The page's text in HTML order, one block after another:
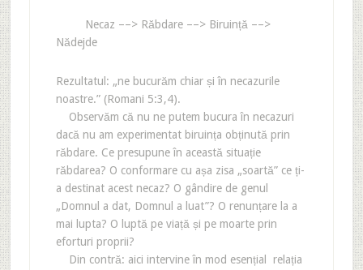
Necaz ––> Răbdare ––> Biruință ––>
Nădejde
Rezultatul: „ne bucurăm chiar și în necazurile
noastre.” (Romani 5:3,4).
Observăm că nu ne putem bucura în necazuri
dacă nu am experimentat biruința obținută prin
răbdare. Ce presupune în această situație
răbdarea? O conformare cu așa zisa „soartă” ce ți-
a destinat acest necaz? O gândire de genul
„Domnul a dat, Domnul a luat”? O renunțare la a
mai lupta? O luptă pe viață și pe moarte prin
eforturi proprii?
Din contră: aici intervine în mod esențial relația